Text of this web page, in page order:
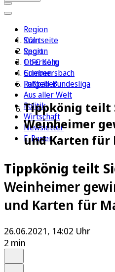
Region
Köln
Sport
1. FC Köln
Erleben
Ratgeber
Aus aller Welt
Politik
Wirtschaft
Newsletter
E-Paper
Startseite
Region
Oberberg
Gummersbach
Fußball-Bundesliga
Tippkönig teilt
Weinheimer
und Karten für
Tippkönig teilt
Weinheimer
und Karten für
26.06.2021, 14:02 Uhr
2 min